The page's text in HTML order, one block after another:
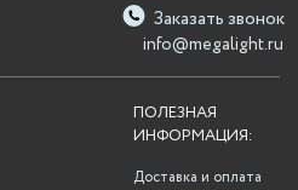
info@megalight.ru
Заказать звонок
ПОЛЕЗНАЯ
ИНФОРМАЦИЯ:
Доставка и оплата